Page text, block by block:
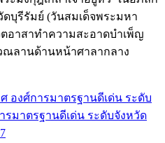
บุรีรัมย์ (วันสมเด็จพระมหา
อาสาทำความสะอาดบำเพ็ญ
ลานด้านหน้าศาลากลาง
องศ์การมาตรฐานดีเด่น ระดับ
รมาตรฐานดีเด่น ระดับจังหวัด